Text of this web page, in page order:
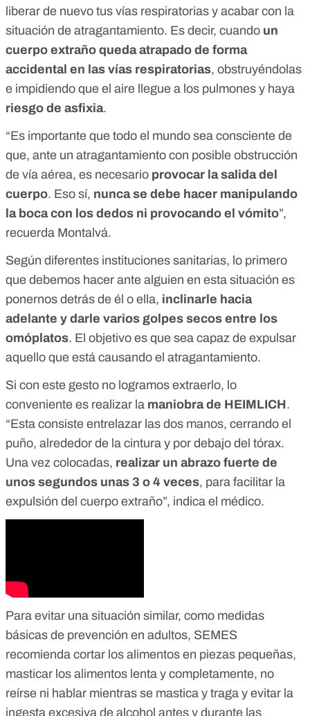
liberar de nuevo tus vías respiratorias y acabar con la
situación de atragantamiento. Es decir, cuando un
cuerpo extraño queda atrapado de forma
accidental en las vías respiratorias, obstruyéndolas
e impidiendo que el aire llegue a los pulmones y haya
riesgo de asfixia.
“Es importante que todo el mundo sea consciente de
que, ante un atragantamiento con posible obstrucción
de vía aérea, es necesario provocar la salida del
cuerpo. Eso sí, nunca se debe hacer manipulando
la boca con los dedos ni provocando el vómito”,
recuerda Montalvá.
Según diferentes instituciones sanitarias, lo primero
que debemos hacer ante alguien en esta situación es
ponernos detrás de él o ella, inclinarle hacia
adelante y darle varios golpes secos entre los
omóplatos. El objetivo es que sea capaz de expulsar
aquello que está causando el atragantamiento.
Si con este gesto no logramos extraerlo, lo
conveniente es realizar la maniobra de HEIMLICH.
“Esta consiste entrelazar las dos manos, cerrando el
puño, alrededor de la cintura y por debajo del tórax.
Una vez colocadas, realizar un abrazo fuerte de
unos segundos unas 3 o 4 veces, para facilitar la
expulsión del cuerpo extraño”, indica el médico.
Para evitar una situación similar, como medidas
básicas de prevención en adultos, SEMES
recomienda cortar los alimentos en piezas pequeñas,
masticar los alimentos lenta y completamente, no
reírse ni hablar mientras se mastica y traga y evitar la
ingesta excesiva de alcohol antes y durante las